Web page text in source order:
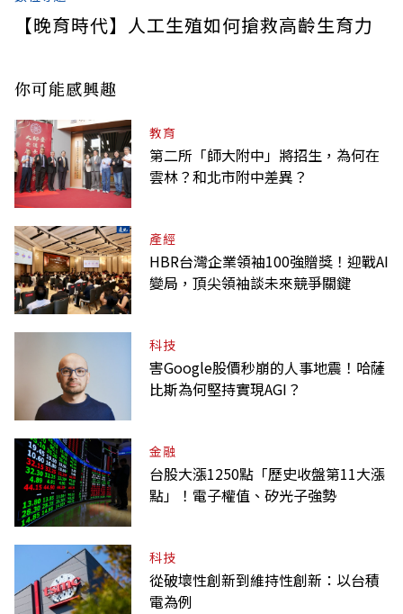
【晚育時代】人工生殖如何搶救高齡生育力
你可能感興趣
教育
第二所「師大附中」將招生，為何在
雲林？和北市附中差異？
產經
HBR台灣企業領袖100強贈獎！迎戰AI
變局，頂尖領袖談未來競爭關鍵
科技
害Google股價秒崩的人事地震！哈薩
比斯為何堅持實現AGI？
金融
台股大漲1250點「歷史收盤第11大漲
點」！電子權值、矽光子強勢
科技
從破壞性創新到維持性創新：以台積
電為例